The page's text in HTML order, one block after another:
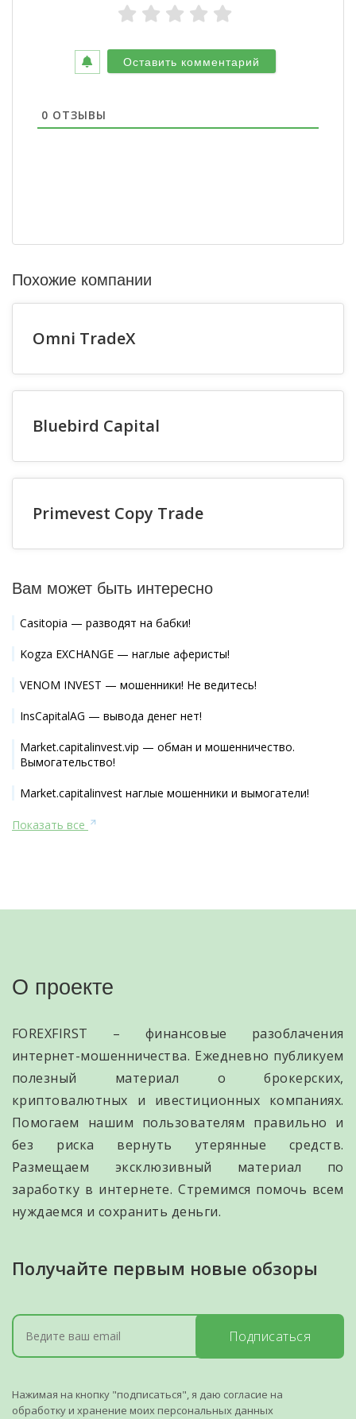
0 ОТЗЫВЫ
Похожие компании
Omni TradeX
Bluebird Capital
Primevest Copy Trade
Вам может быть интересно
Casitopia — разводят на бабки!
Kogza EXCHANGE — наглые аферисты!
VENOM INVEST — мошенники! Не ведитесь!
InsCapitalAG — вывода денег нет!
Market.capitalinvest.vip — обман и мошенничество.
Вымогательство!
Market.capitalinvest наглые мошенники и вымогатели!
Показать все
О проекте
FOREXFIRST – финансовые разоблачения
интернет-мошенничества. Ежедневно публикуем
полезный материал о брокерских,
криптовалютных и ивестиционных компаниях.
Помогаем нашим пользователям правильно и
без риска вернуть утерянные средств.
Размещаем эксклюзивный материал по
заработку в интернете. Стремимся помочь всем
нуждаемся и сохранить деньги.
Получайте первым новые обзоры
Подписаться
Нажимая на кнопку "подписаться", я даю согласие на
обработку и хранение моих персональных данных